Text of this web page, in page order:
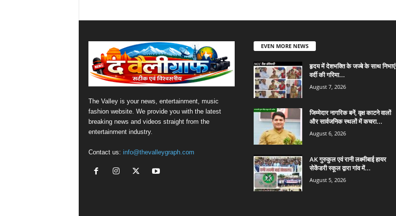
The Valley is your news, entertainment, music
fashion website. We provide you with the latest
breaking news and videos straight from the
entertainment industry.
Contact us: info@thevalleygraph.com
EVEN MORE NEWS
हृदय में देशभक्ति के जज्बे के साथ निभाएं
वर्दी की गरिमा...
August 7, 2026
जिम्मेदार नागरिक बनें, वृक्ष काटने वालों
और सार्वजनिक स्थलों में कचरा...
August 6, 2026
AK गुरुकुल एवं रानी लक्ष्मीबाई हायर
सेकेंडरी स्कूल द्वारा गांव में...
August 5, 2026